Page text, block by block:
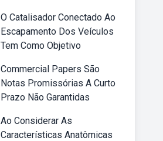
O Catalisador Conectado Ao
Escapamento Dos Veículos
Tem Como Objetivo
Commercial Papers São
Notas Promissórias A Curto
Prazo Não Garantidas
Ao Considerar As
Características Anatômicas